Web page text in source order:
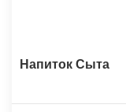
Напиток Сыта